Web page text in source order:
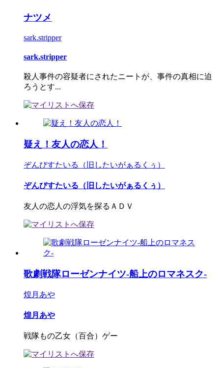
ナツメ
sark.stripper
sark.stripper
殺人事件の容疑者にされたニートが、事件の真相に迫
ろうとす...
疑え！友人の恋人！
ぞんびすたいる（旧したいがぁるくぅ）
ぞんびすたいる（旧したいがぁるくぅ）
友人の恋人の浮気を探るＡＤＶ
歌劇戦隊ローゼンナイツ-船上のロマネスク-
煌月あや
煌月あや
戦隊もの乙女（百合）ゲー